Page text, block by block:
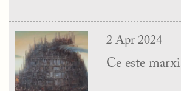
2 Apr 2024
Ce este